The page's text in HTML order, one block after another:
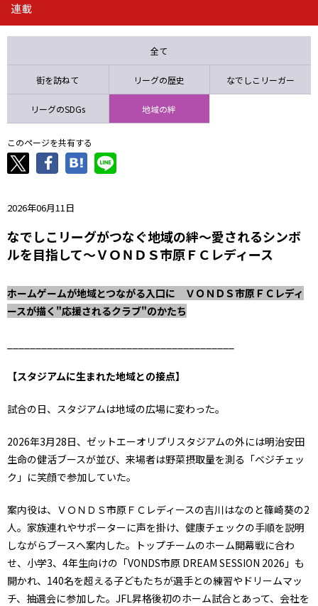
ニッパツ 石人の星
連載
全て
街を訪ねて リーグの歴史 なでしこリーガー
リーグのSDGs 地域の絆
このページを共有する
2026年06月11日
なでしこリーグがつなぐ地域の絆～愛されるシンボ
ルを目指して～ＶＯＮＤＳ市原ＦＣレディース
ホームゲームが地域とつながる入口に ＶＯＮＤＳ市原ＦＣレディ
ースが描く"応援されるクラブ"のかたち
【スタジアムに生まれた地域との接点】
試合の日、スタジアムは地域の広場に変わった。
2026年3月28日、ゼットエーオリプリスタジアムの外には明治安田
生命の健活ブースが並び、来場者は野菜摂取量を測る「ベジチェッ
ク」に笑顔で参加していた。
案内役は、ＶＯＮＤＳ市原ＦＣレディースの吉川はなのと篠崎葵の2
人。家族連れやサポーターに声を掛け、健康チェックの手順を説明
しながらブースへ案内した。トップチームのホーム開幕戦に合わ
せ、小学3、4年生向けの「VONDS市原 DREAM SESSION 2026」も
開かれ、140名を超える子どもたちが選手との練習やドリームマッ
チ、抽選会に参加した。JFL昇格後初のホーム試合とあって、会社を